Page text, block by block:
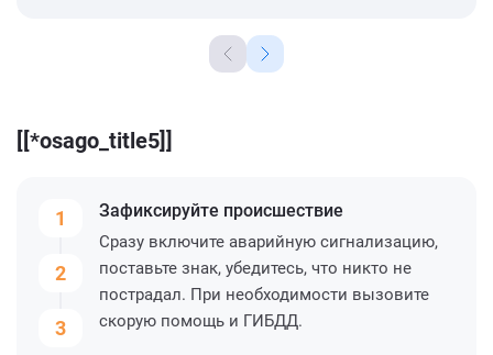
[[*osago_title5]]
1
2
3
Зафиксируйте происшествие
Сразу включите аварийную сигнализацию,
поставьте знак, убедитесь, что никто не
пострадал. При необходимости вызовите
скорую помощь и ГИБДД.